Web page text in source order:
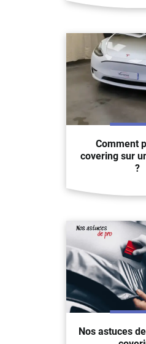
Comment
covering sur
?
Nos astuces